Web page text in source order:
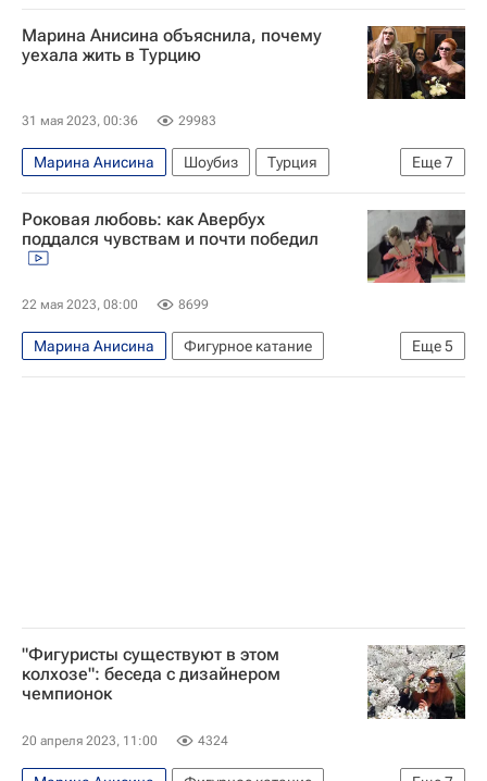
Илья Авербух
Ирина Лобачева
Марина Анисина объяснила, почему
уехала жить в Турцию
31 мая 2023, 00:36 29983
Еще7
Марина Анисина Шоубиз
Турция
Никита Джигурда
Знаменитости
отношения
звезды развод
Олимпийские игры
Роковая любовь: как Авербух
поддался чувствам и почти победил
22 мая 2023, 08:00 8699
Еще5
Марина Анисина
Фигурное катание
Илья Авербух
"Фигуристы существуют в этом
колхозе": беседа с дизайнером
чемпионок
20 апреля 2023, 11:00 4324